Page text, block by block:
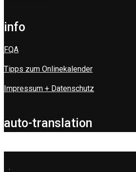
info
FQA
Tipps zum Onlinekalender
Impressum + Datenschutz
auto-translation
.